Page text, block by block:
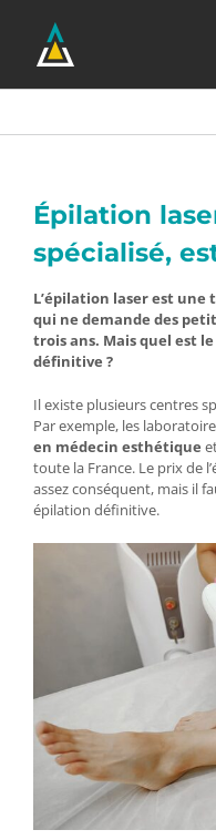
contenu
Épilation
spécialisé,
L’épilation laser est
qui ne demande des
trois ans. Mais quel est
définitive ?
Il existe plusieurs centres
Par exemple, les
en médecin esthétique
toute la France. Le prix de
assez conséquent, mais il
épilation définitive.